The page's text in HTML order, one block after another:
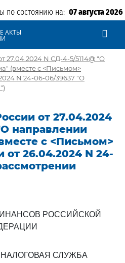
по состоянию на: 07 августа 2026
АКТЫ
27.04.2024 N СД-4-5/5114@ "О
(вместе с <Письмом>
N 24-06-06/39637 "О
от 27.04.2024
направлении
с <Письмом>
26.04.2024 N 24-
РОССИЙСКОЙ
СЛУЖБА